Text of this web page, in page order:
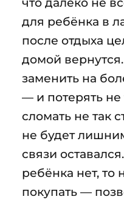
для ребёнка в
после отдыха
домой
заменить на
— и потерять не
сломать не так
не будет
связи
ребёнка нет, то
покупать —